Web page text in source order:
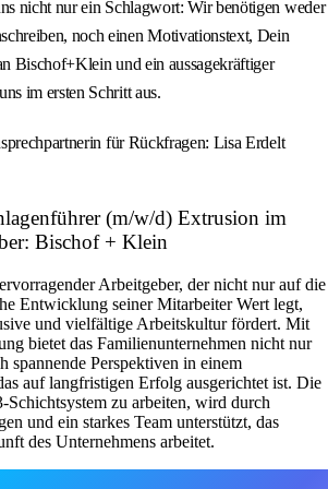
nicht nur ein Schlagwort: Wir benötigen weder
noch einen Motivationstext, Dein
Bischof+Klein und ein aussagekräftiger
im ersten Schritt aus.
für Rückfragen: Lisa Erdelt
(m/w/d) Extrusion im
Bischof + Klein
Arbeitgeber, der nicht nur auf die
Entwicklung seiner Mitarbeiter Wert legt,
und vielfältige Arbeitskultur fördert. Mit
bietet das Familienunternehmen nicht nur
spannende Perspektiven in einem
auf langfristigen Erfolg ausgerichtet ist. Die
zu arbeiten, wird durch
und ein starkes Team unterstützt, das
des Unternehmens arbeitet.